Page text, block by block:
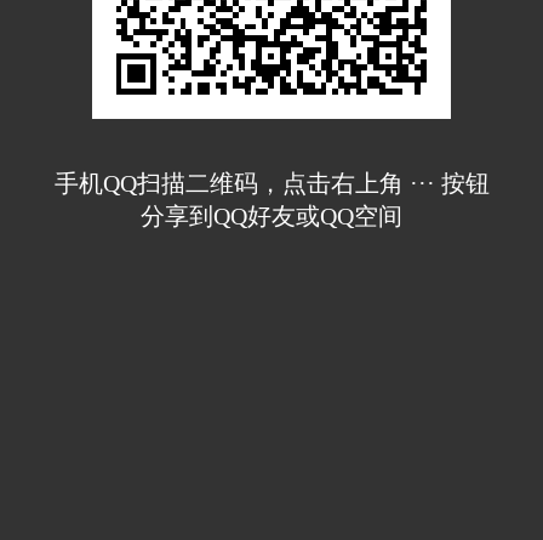
手机QQ扫描二维码，点击右上角 ··· 按钮
分享到QQ好友或QQ空间